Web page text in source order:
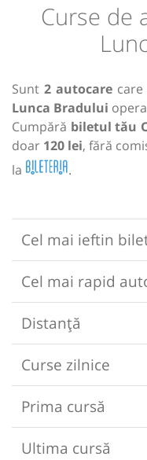
Curse de
Sunt 2 autocarecare
Lunca Bradului
Cumpără biletul tău
doar 120 lei, fără
la
.
Cel mai ieftin
Cel mai rapid
Distanță
Curse zilnice
Prima cursă
Ultima cursă